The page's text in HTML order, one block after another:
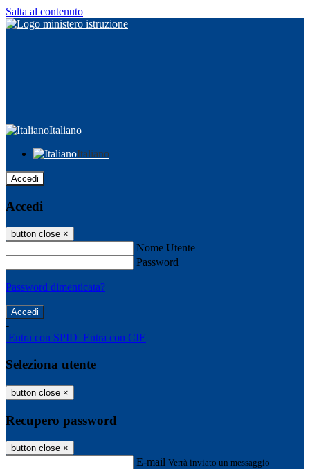
Salta al contenuto
Italiano
Italiano
Accedi
Accedi
button close ×
Nome Utente
Password
Password dimenticata?
-
Entra con SPID Entra con CIE
Seleziona utente
button close ×
Recupero password
button close ×
E-mail Verrà inviato un messaggio